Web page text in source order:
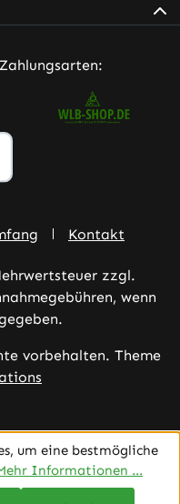
Kontakt
zzgl.
wenn
vorbehalten. Theme
um eine bestmögliche
Informationen ...